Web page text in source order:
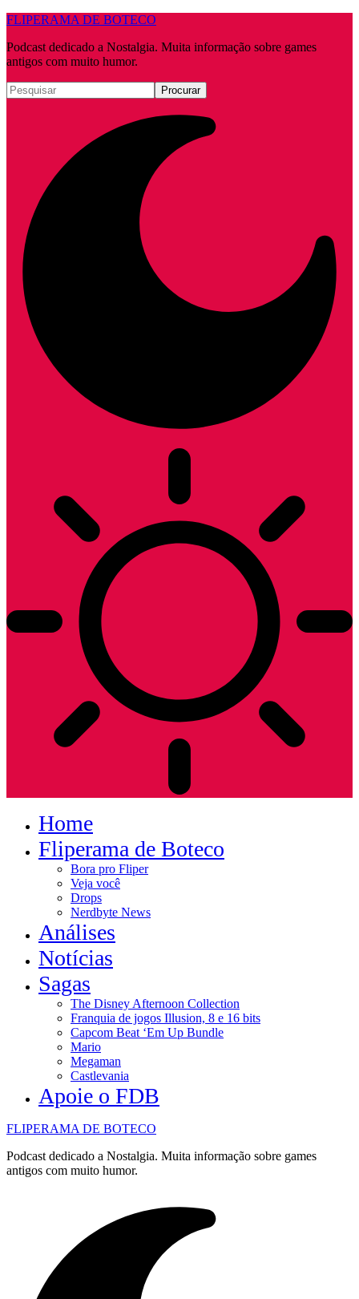
FLIPERAMA DE BOTECO
Podcast dedicado a Nostalgia. Muita informação sobre games
antigos com muito humor.
Home
Fliperama de Boteco
Bora pro Fliper
Veja você
Drops
Nerdbyte News
Análises
Notícias
Sagas
The Disney Afternoon Collection
Franquia de jogos Illusion, 8 e 16 bits
Capcom Beat ‘Em Up Bundle
Mario
Megaman
Castlevania
Apoie o FDB
FLIPERAMA DE BOTECO
Podcast dedicado a Nostalgia. Muita informação sobre games
antigos com muito humor.